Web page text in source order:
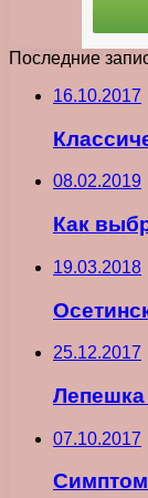
Последние
16.10.2017
08.02.2019
Как
19.03.2018
25.12.2017
07.10.2017